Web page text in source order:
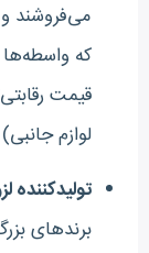
می‌فروشند
که واسطه‌ها
قیمت
لوازم
برندهای